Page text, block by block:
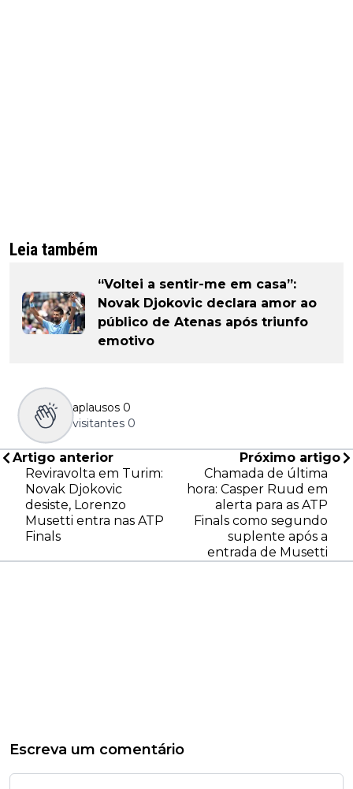
Leia também
“Voltei a sentir-me em casa”:
Novak Djokovic declara amor ao
público de Atenas após triunfo
emotivo
aplausos 0
visitantes 0
Artigo anterior
Reviravolta em Turim:
Novak Djokovic
desiste, Lorenzo
Musetti entra nas ATP
Finals
Próximo artigo
Chamada de última
hora: Casper Ruud em
alerta para as ATP
Finals como segundo
suplente após a
entrada de Musetti
Escreva um comentário